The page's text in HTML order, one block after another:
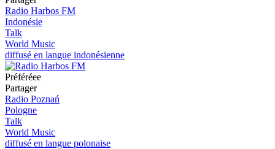
Radio Harbos FM
Indonésie
Talk
World Music
diffusé en langue indonésienne
Préféréeе
Partager
Radio Poznań
Pologne
Talk
World Music
diffusé en langue polonaise